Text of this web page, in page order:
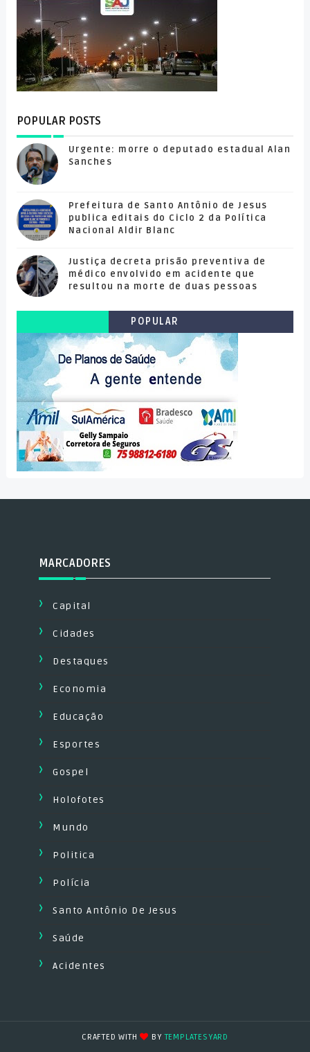
POPULAR POSTS
Urgente: morre o deputado estadual Alan
Sanches
Prefeitura de Santo Antônio de Jesus
publica editais do Ciclo 2 da Política
Nacional Aldir Blanc
Justiça decreta prisão preventiva de
médico envolvido em acidente que
resultou na morte de duas pessoas
POPULAR
MARCADORES
Capital
Cidades
Destaques
Economia
Educação
Esportes
Gospel
Holofotes
Mundo
Politica
Polícia
Santo Antônio De Jesus
Saúde
Acidentes
CRAFTED WITH BYTEMPLATESYARD